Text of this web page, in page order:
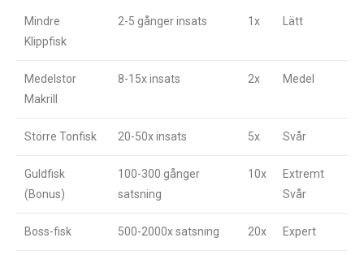
Mindre
Klippfisk
2-5 gånger insats 1x Lätt
Medelstor
Makrill
8-15x insats 2x Medel
Större Tonfisk 20-50x insats 5x Svår
Guldfisk
(Bonus)
100-300 gånger
satsning
10x
Extremt
Svår
Boss-fisk 500-2000x satsning 20x Expert